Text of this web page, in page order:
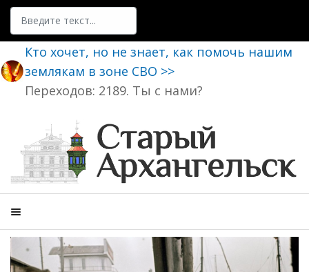
Поиск
Кто хочет, но не знает, как помочь нашим
землякам в зоне СВО >>
Переходов: 2189. Ты с нами?